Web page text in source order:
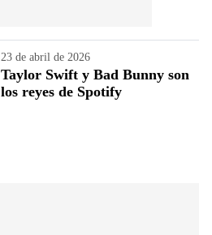
23 de abril de 2026
Taylor Swift y Bad Bunny son
los reyes de Spotify